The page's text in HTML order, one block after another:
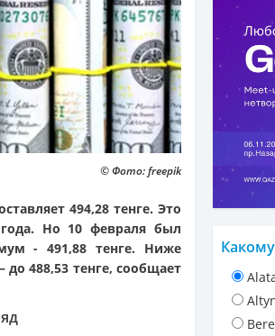
© Фото: freepik
494,28 тенге. Это
Но 10 февраля был
- 491,88 тенге. Ниже
до 488,53 тенге, сообщает